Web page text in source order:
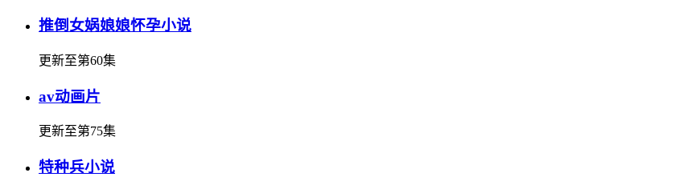
推倒女娲娘娘怀孕小说
更新至第60集
av动画片
更新至第75集
特种兵小说